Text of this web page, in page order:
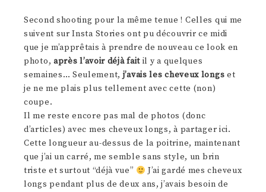
Second shooting pour la même tenue ! Celles qui me
suivent sur Insta Stories ont pu découvrir ce midi
que je m’apprêtais à prendre de nouveau ce look en
photo, après l’avoir déjà fait il y a quelques
semaines… Seulement, j’avais les cheveux longs et
je ne me plais plus tellement avec cette (non)
coupe.
Il me reste encore pas mal de photos (donc
d’articles) avec mes cheveux longs, à partager ici.
Cette longueur au-dessus de la poitrine, maintenant
que j’ai un carré, me semble sans style, un brin
triste et surtout “déjà vue”
J’ai gardé mes cheveux
longs pendant plus de deux ans, j’avais besoin de